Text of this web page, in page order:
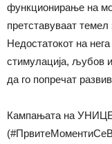
функционирање на
претставуваат темел
Недостатокот на
стимулација, љубов
да го попречат
Кампањата на